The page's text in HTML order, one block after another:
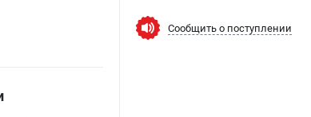
Сообщить о поступлении